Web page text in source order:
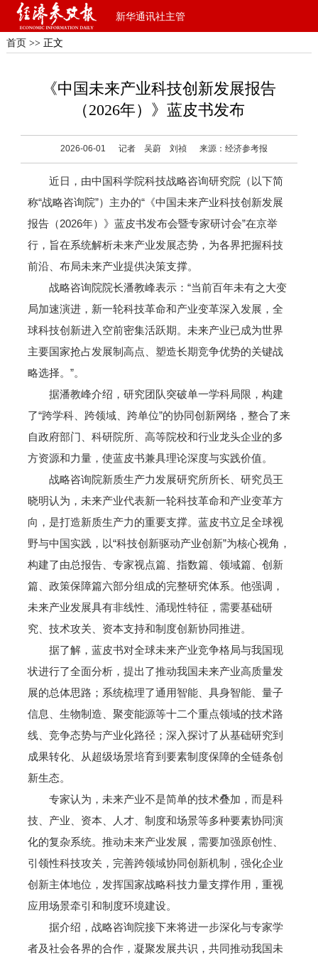
新华通讯社主管
首页 >> 正文
《中国未来产业科技创新发展报告
（2026年）》蓝皮书发布
2026-06-01 记者 吴蔚 刘祯 来源：经济参考报
近日，由中国科学院科技战略咨询研究院（以下简
称“战略咨询院”）主办的“《中国未来产业科技创新发展
报告（2026年）》蓝皮书发布会暨专家研讨会”在京举
行，旨在系统解析未来产业发展态势，为各界把握科技
前沿、布局未来产业提供决策支撑。
战略咨询院院长潘教峰表示：“当前百年未有之大变
局加速演进，新一轮科技革命和产业变革深入发展，全
球科技创新进入空前密集活跃期。未来产业已成为世界
主要国家抢占发展制高点、塑造长期竞争优势的关键战
略选择。”。
据潘教峰介绍，研究团队突破单一学科局限，构建
了“跨学科、跨领域、跨单位”的协同创新网络，整合了来
自政府部门、科研院所、高等院校和行业龙头企业的多
方资源和力量，使蓝皮书兼具理论深度与实践价值。
战略咨询院新质生产力发展研究所所长、研究员王
晓明认为，未来产业代表新一轮科技革命和产业变革方
向，是打造新质生产力的重要支撑。蓝皮书立足全球视
野与中国实践，以“科技创新驱动产业创新”为核心视角，
构建了由总报告、专家视点篇、指数篇、领域篇、创新
篇、政策保障篇六部分组成的完整研究体系。他强调，
未来产业发展具有非线性、涌现性特征，需要基础研
究、技术攻关、资本支持和制度创新协同推进。
据了解，蓝皮书对全球未来产业竞争格局与我国现
状进行了全面分析，提出了推动我国未来产业高质量发
展的总体思路；系统梳理了通用智能、具身智能、量子
信息、生物制造、聚变能源等十二个重点领域的技术路
线、竞争态势与产业化路径；深入探讨了从基础研究到
成果转化、从超级场景培育到要素制度保障的全链条创
新生态。
专家认为，未来产业不是简单的技术叠加，而是科
技、产业、资本、人才、制度和场景等多种要素协同演
化的复杂系统。推动未来产业发展，需要加强原创性、
引领性科技攻关，完善跨领域协同创新机制，强化企业
创新主体地位，发挥国家战略科技力量支撑作用，重视
应用场景牵引和制度环境建设。
据介绍，战略咨询院接下来将进一步深化与专家学
者及社会各界的合作，凝聚发展共识，共同推动我国未